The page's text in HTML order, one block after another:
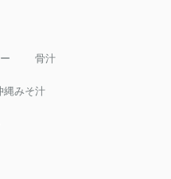
骨汁
縄みそ汁